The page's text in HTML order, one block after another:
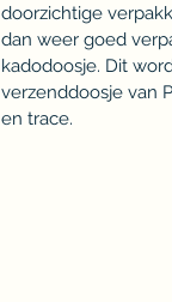
doorzichtige
dan weer goed
kadodoosje. Dit
verzenddoosje van
en trace.